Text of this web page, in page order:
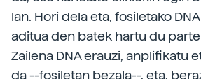
lan. Hori dela eta, fosiletako
aditua den batek hartu du
Zailena DNA erauzi, anplifikatu
da --fosiletan bezala--, eta,